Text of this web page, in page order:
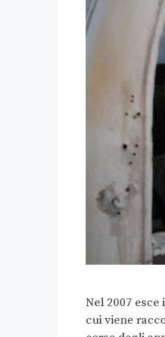
Nel 2007
cui viene